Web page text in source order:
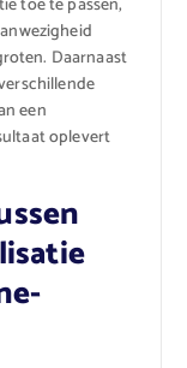
toe te passen,
Daarnaast
een
oplevert